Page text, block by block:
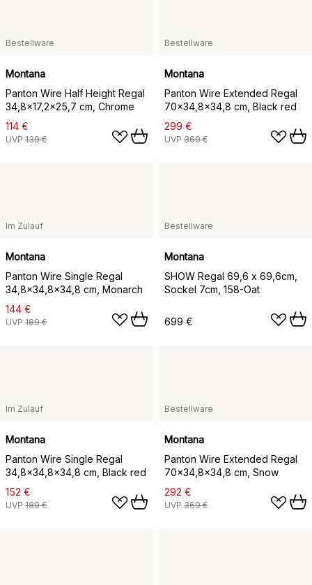
Bestellware
Montana
Panton Wire Half Height Regal
34,8x17,2x25,7 cm, Chrome
114 €
UVP 139 €
Bestellware
Montana
Panton Wire Extended Regal
70x34,8x34,8 cm, Black red
299 €
UVP 369 €
Im Zulauf
Montana
Panton Wire Single Regal
34,8x34,8x34,8 cm, Monarch
144 €
UVP 189 €
Bestellware
Montana
SHOW Regal 69,6 x 69,6cm,
Sockel 7cm, 158-Oat
699 €
Im Zulauf
Montana
Panton Wire Single Regal
34,8x34,8x34,8 cm, Black red
152 €
UVP 189 €
Bestellware
Montana
Panton Wire Extended Regal
70x34,8x34,8 cm, Snow
292 €
UVP 369 €